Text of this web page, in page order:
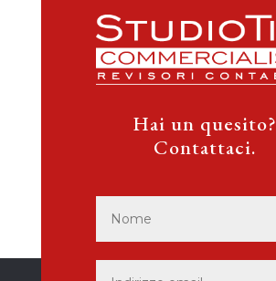
Hai un quesito?
Contattaci.